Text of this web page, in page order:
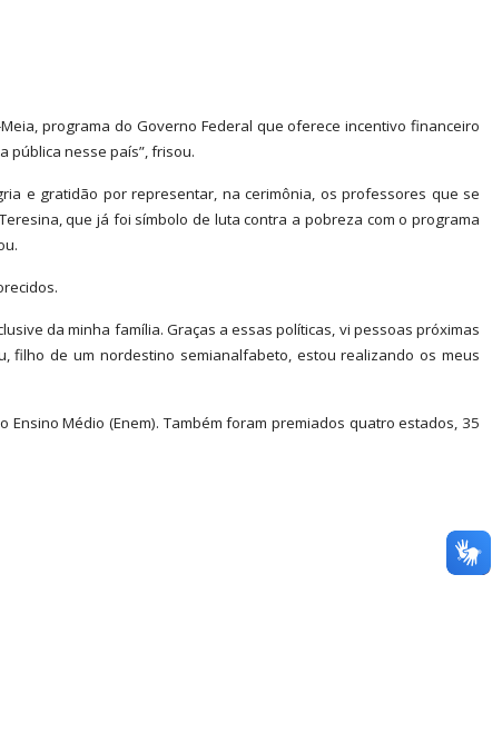
programa do Governo Federal que oferece incentivo financeiro
pública nesse país”, frisou.
e gratidão por representar, na cerimônia, os professores que se
que já foi símbolo de luta contra a pobreza com o programa
da minha família. Graças a essas políticas, vi pessoas próximas
filho de um nordestino semianalfabeto, estou realizando os meus
Médio (Enem). Também foram premiados quatro estados, 35